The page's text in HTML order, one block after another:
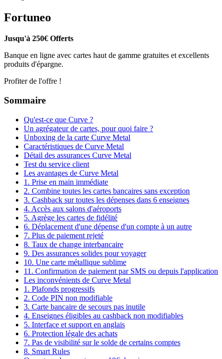
Fortuneo
Jusqu'à 250€ Offerts
Banque en ligne avec cartes haut de gamme gratuites et excellents
produits d'épargne.
Profiter de l'offre !
Sommaire
Qu'est-ce que Curve ?
Un agrégateur de cartes, pour quoi faire ?
Unboxing de la carte Curve Metal
Caractéristiques de Curve Metal
Détail des assurances Curve Metal
Test du service client
Les avantages de Curve Metal
1. Prise en main immédiate
2. Combine toutes les cartes bancaires sans exception
3. Cashback sur toutes les dépenses dans 6 enseignes
4. Accès aux salons d'aéroports
5. Agrège les cartes de fidélité
6. Déplacement d'une dépense d'un compte à un autre
7. Plus de paiement rejeté
8. Taux de change interbancaire
9. Des assurances solides pour voyager
10. Une carte métallique sublime
11. Confirmation de paiement par SMS ou depuis l'application
Les inconvénients de Curve Metal
1. Plafonds progressifs
2. Code PIN non modifiable
3. Carte bancaire de secours pas inutile
4. Enseignes éligibles au cashback non modifiables
5. Interface et support en anglais
6. Protection légale des achats
7. Pas de visibilité sur le solde de certains comptes
8. Smart Rules